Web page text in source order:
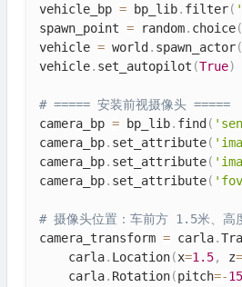
vehicle_bp = bp_lib. filter(
spawn_point = random. choice(
vehicle = world . spawn_actor(
vehicle. set_autopilot (True)
# ===== 安装前视摄像头 =====
camera_bp = bp_lib. find (
camera_bp. set_attribute(
camera_bp. set_attribute(
camera_bp. set_attribute(
# 摄像头位置：车前方 1.5米、
camera_transform = carla.
    carla
. Location(x=1.5, z=
    carla
. Rotation(pitch=-15